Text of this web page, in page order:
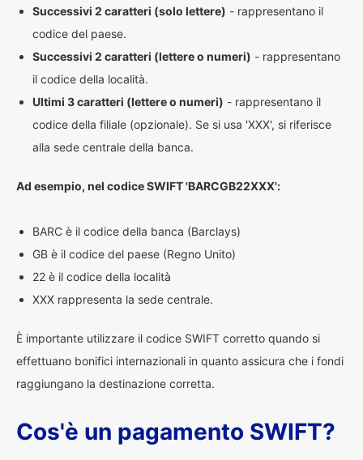
Successivi 2 caratteri (solo lettere) - rappresentano il
codice del paese.
Successivi 2 caratteri (lettere o numeri) - rappresentano
il codice della località.
Ultimi 3 caratteri (lettere o numeri) - rappresentano il
codice della filiale (opzionale). Se si usa 'XXX', si riferisce
alla sede centrale della banca.
Ad esempio, nel codice SWIFT 'BARCGB22XXX':
BARC è il codice della banca (Barclays)
GB è il codice del paese (Regno Unito)
22 è il codice della località
XXX rappresenta la sede centrale.
È importante utilizzare il codice SWIFT corretto quando si
effettuano bonifici internazionali in quanto assicura che i fondi
raggiungano la destinazione corretta.
Cos'è un pagamento SWIFT?